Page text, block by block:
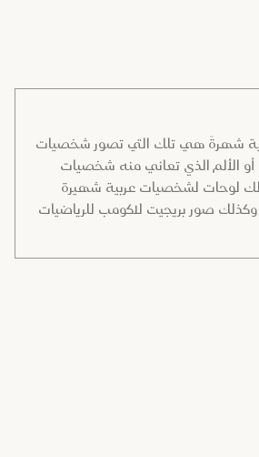
شهرةً هي تلك التي تصور شخصيات
أو الألم الذي تعاني منه شخصيات
لوحات لشخصيات عربية شهيرة
وكذلك صور بريجيت لاكومب للرياضيات